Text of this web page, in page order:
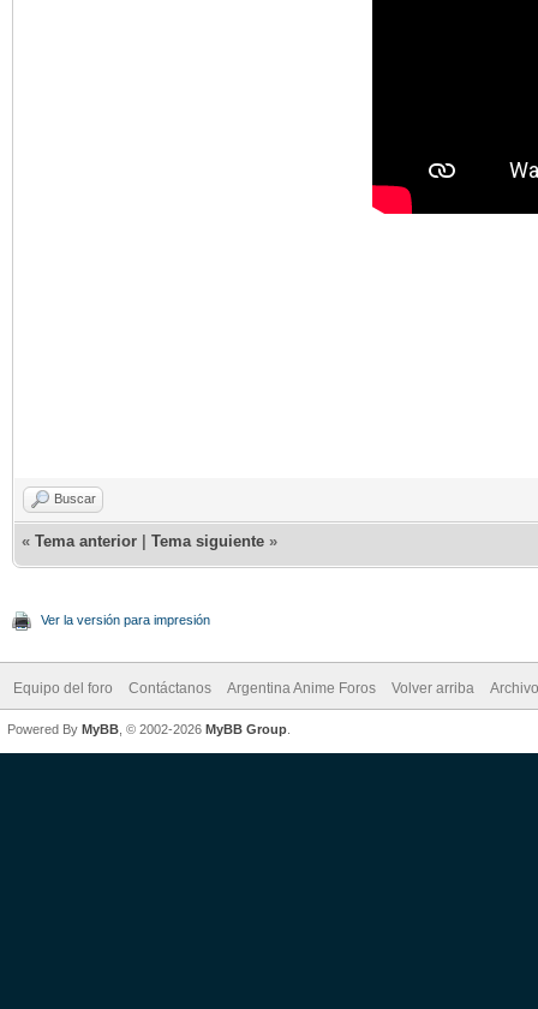
Buscar
« Tema anterior Tema siguiente »
Ver la versión para impresión
Equipo del foro Contáctanos Argentina Anime Foros Volver arriba
Powered By MyBB , © 2002-2026 MyBB Group